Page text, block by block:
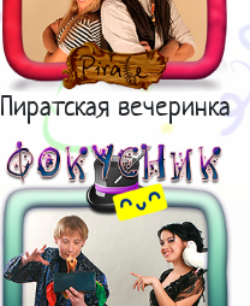
Пиратская вечеринка